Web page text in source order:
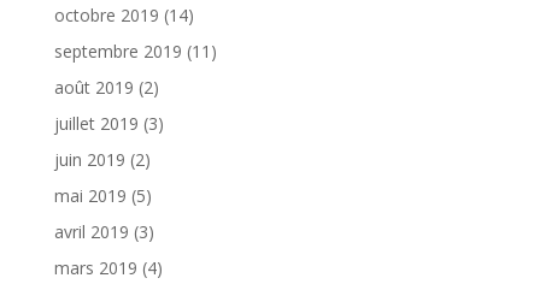
octobre 2019 (14)
septembre 2019 (11)
août 2019 (2)
juillet 2019 (3)
juin 2019 (2)
mai 2019 (5)
avril 2019 (3)
mars 2019 (4)